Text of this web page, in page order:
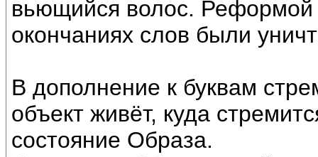
вьющийся волос. Реформой
окончаниях слов были
В дополнение к буквам
объект живёт, куда
состояние Образа.